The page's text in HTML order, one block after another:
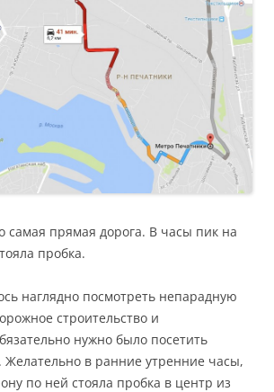
самая прямая дорога. В часы пик на
пробка.
наглядно посмотреть непарадную
строительство и
нужно было посетить
Желательно в ранние утренние часы,
по ней стояла пробка в центр из